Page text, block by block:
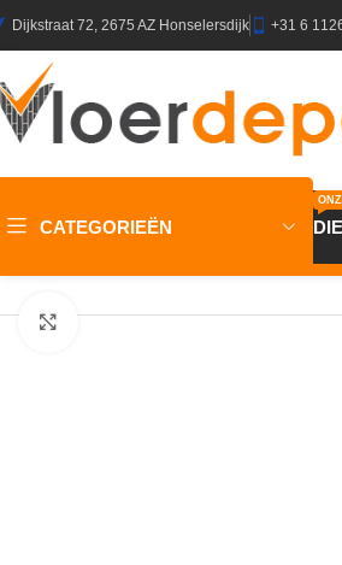
Dijkstraat 72, 2675 AZ Honselersdijk +31 6
CATEGORIEËN
Klik om te vergroten